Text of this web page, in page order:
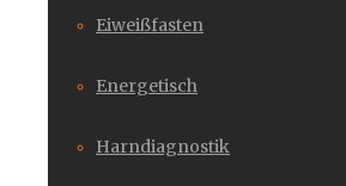
Eiweißfasten
Energetisch
Harndiagnostik